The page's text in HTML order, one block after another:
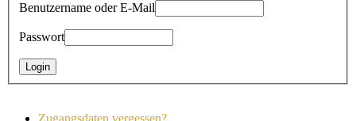
Benutzername oder E-Mail
Passwort
Zugangsdaten vergessen?